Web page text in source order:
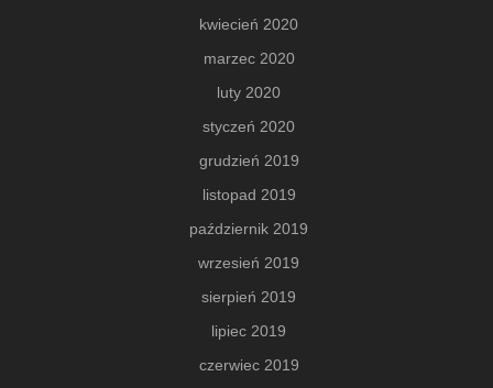
kwiecień 2020
marzec 2020
luty 2020
styczeń 2020
grudzień 2019
listopad 2019
październik 2019
wrzesień 2019
sierpień 2019
lipiec 2019
czerwiec 2019